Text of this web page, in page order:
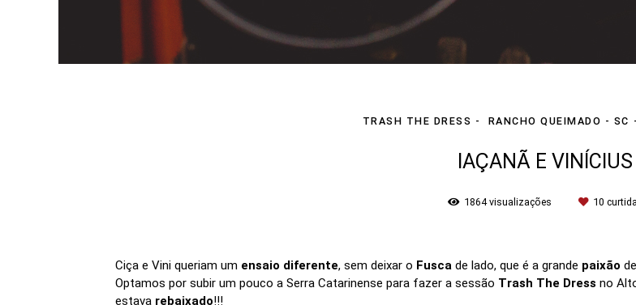
TRASH THE DRESS RANCHO QUEIMADO - SC
IAÇANÃ E VINÍCIUS
1864visualizações 10
Ciça e Vini queriam um ensaio diferente, sem deixar o Fusca de lado, que é a grande paixão
Optamos por subir um pouco a Serra Catarinense para fazer a sessão Trash The Dress no
estava rebaixado!!!